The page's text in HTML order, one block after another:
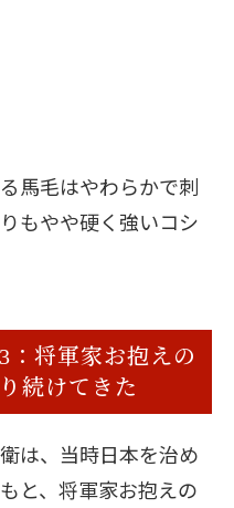
馬毛はやわらかで刺
もやや硬く強いコシ
：将軍家お抱えの
続けてきた
は、当時日本を治め
と、将軍家お抱えの